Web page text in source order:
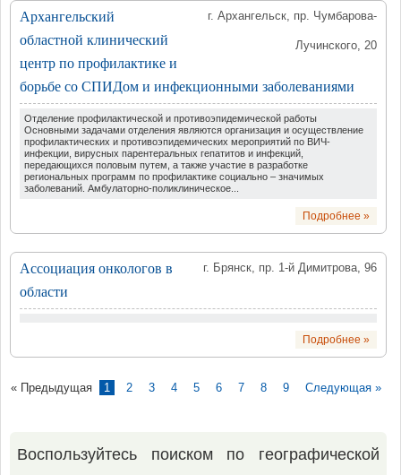
г. Архангельск, пр. Чумбарова-
Лучинского, 20
Архангельский
областной клинический
центр по профилактике и
борьбе со СПИДом и инфекционными заболеваниями
Отделение профилактической и противоэпидемической работы
Основными задачами отделения являются организация и осуществление
профилактических и противоэпидемических мероприятий по ВИЧ-
инфекции, вирусных парентеральных гепатитов и инфекций,
передающихся половым путем, а также участие в разработке
региональных программ по профилактике социально – значимых
заболеваний. Амбулаторно-поликлиническое...
Подробнее »
г. Брянск, пр. 1-й Димитрова, 96
Ассоциация онкологов в
области
Подробнее »
« Предыдущая 1 2 3 4 5 6 7 8 9 Следующая »
Воспользуйтесь поиском по географической